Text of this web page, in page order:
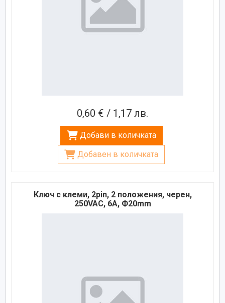
0,60 € / 1,17 лв.
Добави в количката
Добавен в количката
Ключ с клеми, 2pin, 2 положения, черен,
250VAC, 6A, Ф20mm